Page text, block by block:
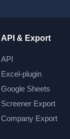
API & Export
API
Excel-plugin
Google Sheets
Screener Export
Company Export